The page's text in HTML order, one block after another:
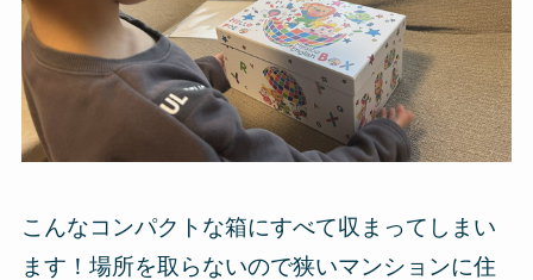
こんなコンパクトな箱にすべて収まってしまい
ます！場所を取らないので狭いマンションに住